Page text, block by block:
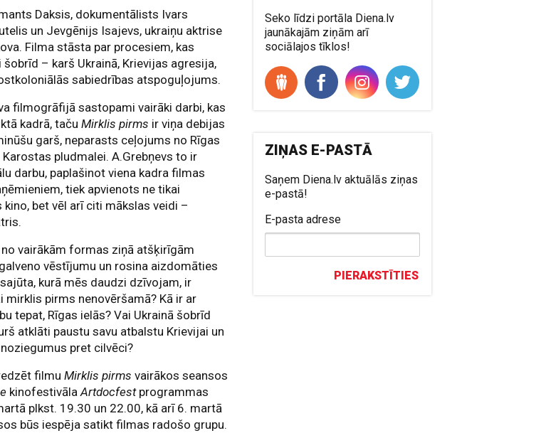
Daksis, dokumentālists Ivars
un Jevgēnijs Isajevs, ukraiņu aktrise
Filma stāsta par procesiem, kas
– karš Ukrainā, Krievijas agresija,
sabiedrības atspoguļojums.
filmogrāfijā sastopami vairāki darbi, kas
kadrā, tačuMirklis pirms ir viņa debijas
garš, neparasts ceļojums no Rīgas
pludmalei. A.Grebņevs to ir
darbu, paplašinot viena kadra filmas
tiek apvienots ne tikai
bet vēl arī citi mākslas veidi –
vairākām formas ziņā atšķirīgām
vēstījumu un rosina aizdomāties
kurā mēs daudzi dzīvojam, ir
mirklis pirms nenovēršamā? Kā ir ar
tepat, Rīgas ielās? Vai Ukrainā šobrīd
atklāti paustu savu atbalstu Krievijai un
pret cilvēci?
filmu Mirklis pirms vairākos seansos
kinofestivālaArtdocfestprogrammas
plkst. 19.30 un 22.00, kā arī 6. martā
būs iespēja satikt filmas radošo grupu.
Seko līdzi portāla Diena.lv
jaunākajām ziņām arī
sociālajos tīklos!
ZIŅAS E-PASTĀ
Saņem Diena.lv aktuālās ziņas
e-pastā!
E-pasta adrese
PIERAKSTĪTIES